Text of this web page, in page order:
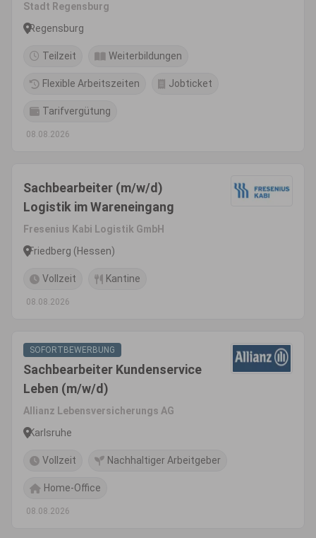
Stadt Regensburg
Regensburg
Teilzeit Weiterbildungen
Flexible Arbeitszeiten Jobticket
Tarifvergütung
08.08.2026
Sachbearbeiter (m/w/d)
Logistik im Wareneingang
Fresenius Kabi Logistik GmbH
Friedberg (Hessen)
Vollzeit Kantine
08.08.2026
SOFORTBEWERBUNG
Sachbearbeiter Kundenservice
Leben (m/w/d)
Allianz Lebensversicherungs AG
Karlsruhe
Vollzeit Nachhaltiger Arbeitgeber
Home-Office
08.08.2026